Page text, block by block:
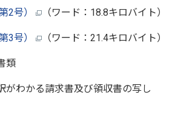
2号） （ワード：18.8キロバイト）
3号） （ワード：21.4キロバイト）
類
がわかる請求書及び領収書の写し